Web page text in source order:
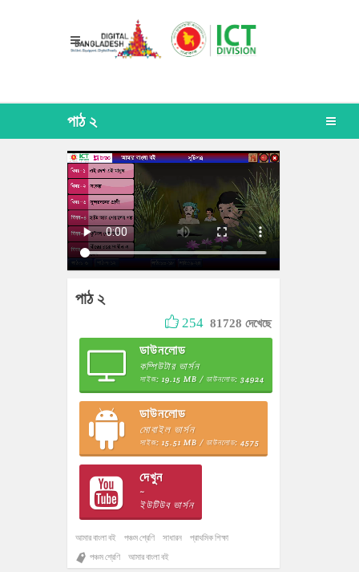
পাঠ ২
পাঠ ২
254 81728 দেখেছে
ডাউনলোড
কম্পিউটার ভার্সন
সাইজ: 19.15 MB / ডাউনলোড: 34924
ডাউনলোড
মোবাইল ভার্সন
সাইজ: 15.51 MB / ডাউনলোড: 4575
দেখুন
~
ইউটিউব ভার্সন
আমার বাংলা বই পঞ্চম শ্রেণি সাধারন
প্রাথমিক শিক্ষা
পঞ্চম শ্রেণি
আমার বাংলা বই